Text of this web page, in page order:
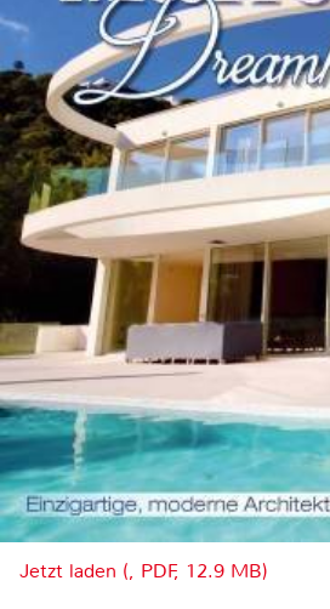
Jetzt laden (, PDF, 12.9 MB)